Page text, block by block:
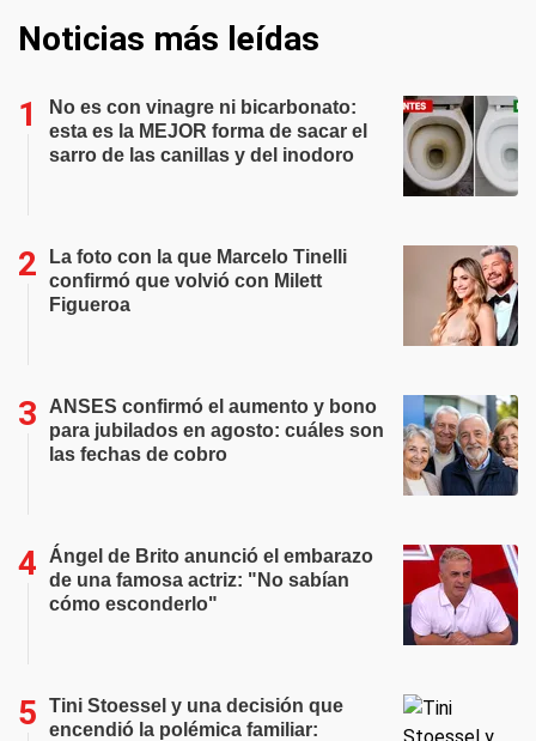
Noticias más leídas
No es con vinagre ni bicarbonato:
esta es la MEJOR forma de sacar el
sarro de las canillas y del inodoro
La foto con la que Marcelo Tinelli
confirmó que volvió con Milett
Figueroa
ANSES confirmó el aumento y bono
para jubilados en agosto: cuáles son
las fechas de cobro
Ángel de Brito anunció el embarazo
de una famosa actriz: "No sabían
cómo esconderlo"
Tini Stoessel y una decisión que
encendió la polémica familiar: